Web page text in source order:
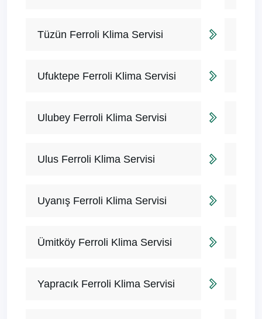
Tüzün Ferroli Klima Servisi
Ufuktepe Ferroli Klima Servisi
Ulubey Ferroli Klima Servisi
Ulus Ferroli Klima Servisi
Uyanış Ferroli Klima Servisi
Ümitköy Ferroli Klima Servisi
Yapracık Ferroli Klima Servisi